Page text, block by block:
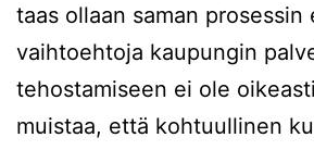
taas ollaan saman prosessin
vaihtoehtoja kaupungin
tehostamiseen ei ole
muistaa, että kohtuullinen